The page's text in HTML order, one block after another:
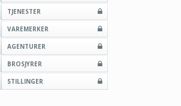
TJENESTER
VAREMERKER
AGENTURER
BROSJYRER
STILLINGER